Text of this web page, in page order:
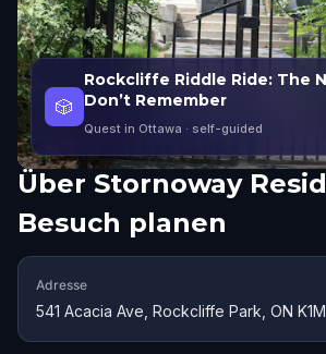
🎲
Rockcliffe Riddle Ride: The
Don’t Remember
Quest in Ottawa · self-guided
Über Stornoway
Besuch planen
Adresse
541 Acacia Ave, Rockcliffe Park, ON